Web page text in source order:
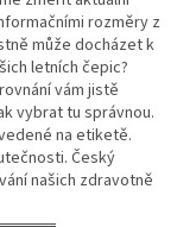
rozměry z
může docházet k
letních čepic?
vám jistě
vybrat tu správnou.
na etiketě.
Český
našich zdravotně